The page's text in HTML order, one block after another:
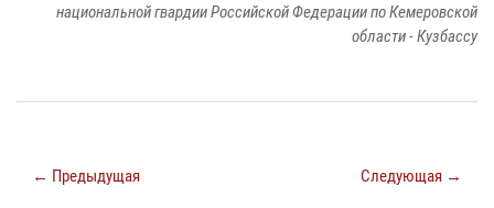
национальной гвардии Российской Федерации по Кемеровской
области - Кузбассу
← Предыдущая Следующая →